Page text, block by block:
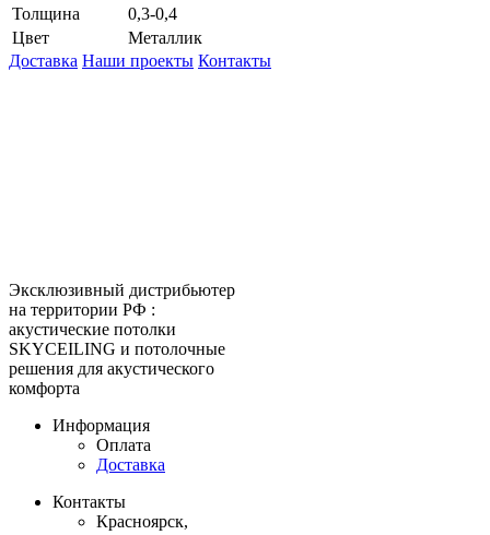
Толщина
0,3-0,4
Цвет
Металлик
Доставка Наши проекты Контакты
Эксклюзивный дистрибьютер
на территории РФ :
акустические потолки
SKYCEILING и потолочные
решения для акустического
комфорта
Информация
Оплата
Доставка
Контакты
Красноярск,